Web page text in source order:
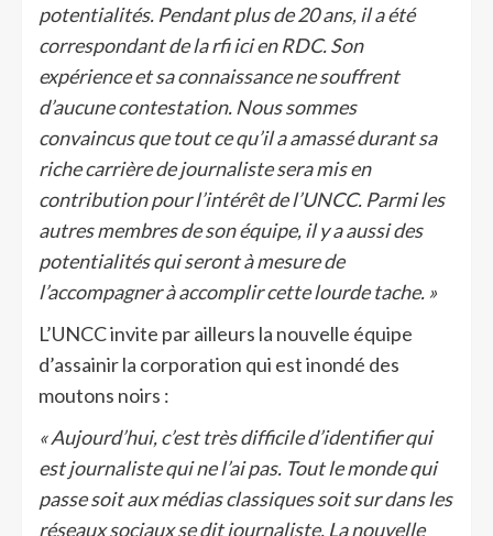
potentialités. Pendant plus de 20 ans, il a été
correspondant de la rfi ici en RDC. Son
expérience et sa connaissance ne souffrent
d’aucune contestation. Nous sommes
convaincus que tout ce qu’il a amassé durant sa
riche carrière de journaliste sera mis en
contribution pour l’intérêt de l’UNCC. Parmi les
autres membres de son équipe, il y a aussi des
potentialités qui seront à mesure de
l’accompagner à accomplir cette lourde tache. »
L’UNCC invite par ailleurs la nouvelle équipe
d’assainir la corporation qui est inondé des
moutons noirs :
« Aujourd’hui, c’est très difficile d’identifier qui
est journaliste qui ne l’ai pas. Tout le monde qui
passe soit aux médias classiques soit sur dans les
réseaux sociaux se dit journaliste. La nouvelle